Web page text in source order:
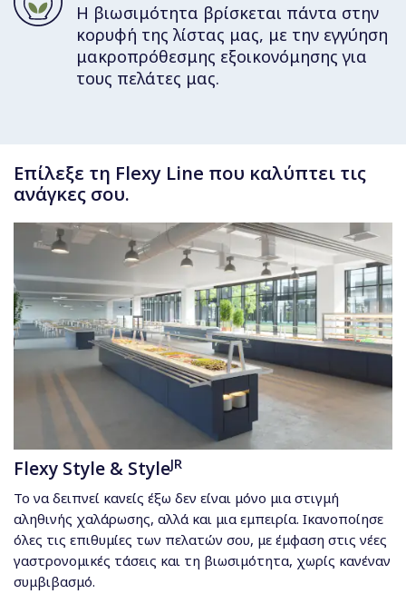
Η βιωσιμότητα βρίσκεται πάντα στην
κορυφή της λίστας μας, με την εγγύηση
μακροπρόθεσμης εξοικονόμησης για
τους πελάτες μας.
Επίλεξε τη Flexy Line που καλύπτει τις
ανάγκες σου.
Flexy Style & StyleJR
Το να δειπνεί κανείς έξω δεν είναι μόνο μια στιγμή
αληθινής χαλάρωσης, αλλά και μια εμπειρία. Ικανοποίησε
όλες τις επιθυμίες των πελατών σου, με έμφαση στις νέες
γαστρονομικές τάσεις και τη βιωσιμότητα, χωρίς κανέναν
συμβιβασμό.